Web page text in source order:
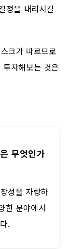
정을 내리시길
크가 따르므로
자해보는 것은
무엇인가
성을 자랑하
한 분야에서
.